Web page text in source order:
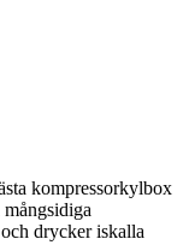
kompressorkylbox
drycker iskalla